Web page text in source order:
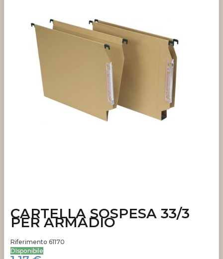
CARTELLA SOSPESA 33/3
PER ARMADIO
Riferimento 61170
DIsponibile